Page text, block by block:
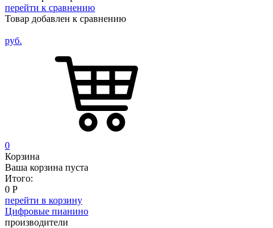
перейти к сравнению
Товар добавлен к сравнению
руб.
0
Корзина
Ваша корзина пуста
Итого:
0 Р
перейти в корзину
Цифровые пианино
производители